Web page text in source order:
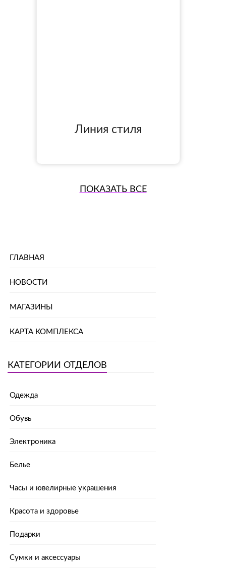
Линия стиля
ПОКАЗАТЬ ВСЕ
ГЛАВНАЯ
НОВОСТИ
МАГАЗИНЫ
КАРТА КОМПЛЕКСА
КАТЕГОРИИ ОТДЕЛОВ
Одежда
Обувь
Электроника
Белье
Часы и ювелирные украшения
Красота и здоровье
Подарки
Сумки и аксессуары